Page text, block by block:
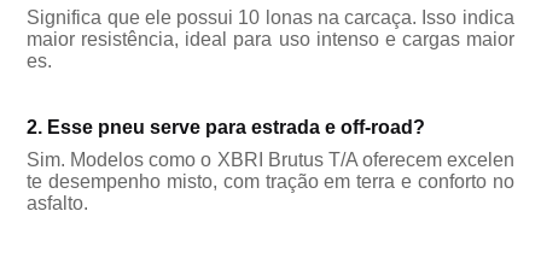
Significa que ele possui 10 lonas na carcaça. Isso indica
maior resistência, ideal para uso intenso e cargas maior
es.
2. Esse pneu serve para estrada e off-road?
Sim. Modelos como o XBRI Brutus T/A oferecem excelen
te desempenho misto, com tração em terra e conforto no
asfalto.